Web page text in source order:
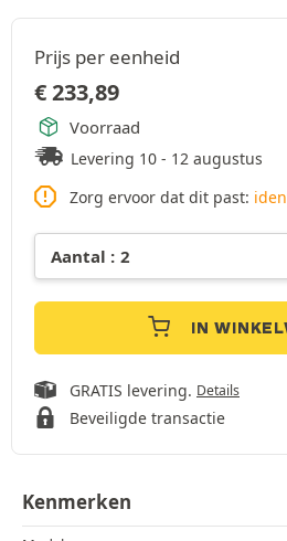
Prijs per eenheid
€233,89
Voorraad
Levering 10 - 12 augustus
Zorg ervoor dat dit past:
IN
GRATIS levering. Details
Beveiligde transactie
Kenmerken